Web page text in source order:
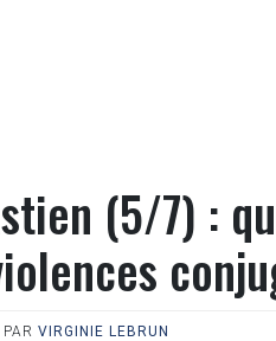
(5/7) :
PAR VIRGINIE LEBRUN